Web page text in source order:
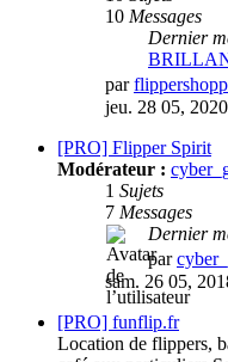
10 Messages
Dernier
par
jeu. 28 05,
[PRO] Flipper Spirit
Modérateur :
1 Sujets
7 Messages
Dernier
par
sam. 26 05,
[PRO] funflip.fr
Location de flippers,